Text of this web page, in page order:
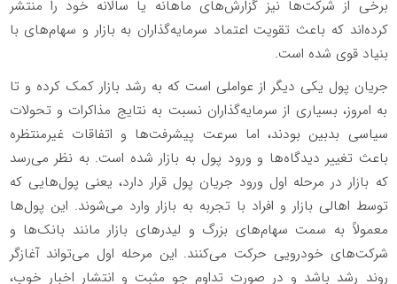
برخی از شرکت‌ها نیز گزارش‌های ماهانه یا سالانه خود را منتشر
کرده‌اند که باعث تقویت اعتماد سرمایه‌گذاران به بازار و سهام‌های با
بنیاد قوی شده است.
جریان پول یکی دیگر از عواملی است که به رشد بازار کمک کرده و تا
به امروز، بسیاری از سرمایه‌گذاران نسبت به نتایج مذاکرات و تحولات
سیاسی بدبین بودند، اما سرعت پیشرفت‌ها و اتفاقات غیرمنتظره
باعث تغییر دیدگاه‌ها و ورود پول به بازار شده است. به نظر می‌رسد
که بازار در مرحله اول ورود جریان پول قرار دارد، یعنی پول‌هایی که
توسط اهالی بازار و افراد با تجربه به بازار وارد می‌شوند. این پول‌ها
معمولاً به سمت سهام‌های بزرگ و لیدرهای بازار مانند بانک‌ها و
شرکت‌های خودرویی حرکت می‌کنند. این مرحله اول می‌تواند آغازگر
روند رشد باشد و در صورت تداوم جو مثبت و انتشار اخبار خوب،